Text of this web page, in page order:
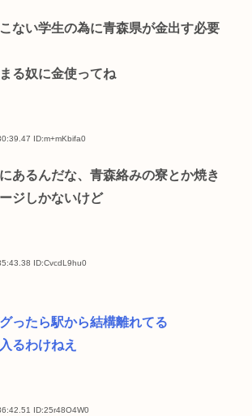
ない学生の為に青森県が金出す必要
る奴に金使ってね
ID:m+mKbifa0
あるんだな、青森絡みの寮とか焼き
ジしかないけど
ID:CvcdL9hu0
ったら駅から結構離れてる
るわけねえ
ID:25r48O4W0